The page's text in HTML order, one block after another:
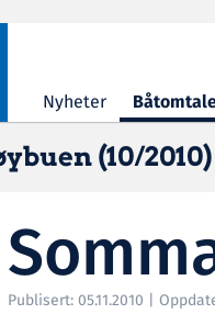
Nyheter
(10/2010)
Publisert: 05.11.2010 |